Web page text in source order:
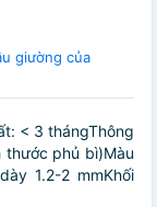
giường của
< 3 thángThông
phủ bì)Màu
1.2-2 mmKhối